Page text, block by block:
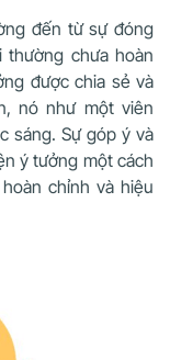
đến từ sự đóng
chưa hoàn
được chia sẻ và
nó như một viên
sáng. Sự góp ý và
ý tưởng một cách
chỉnh và hiệu